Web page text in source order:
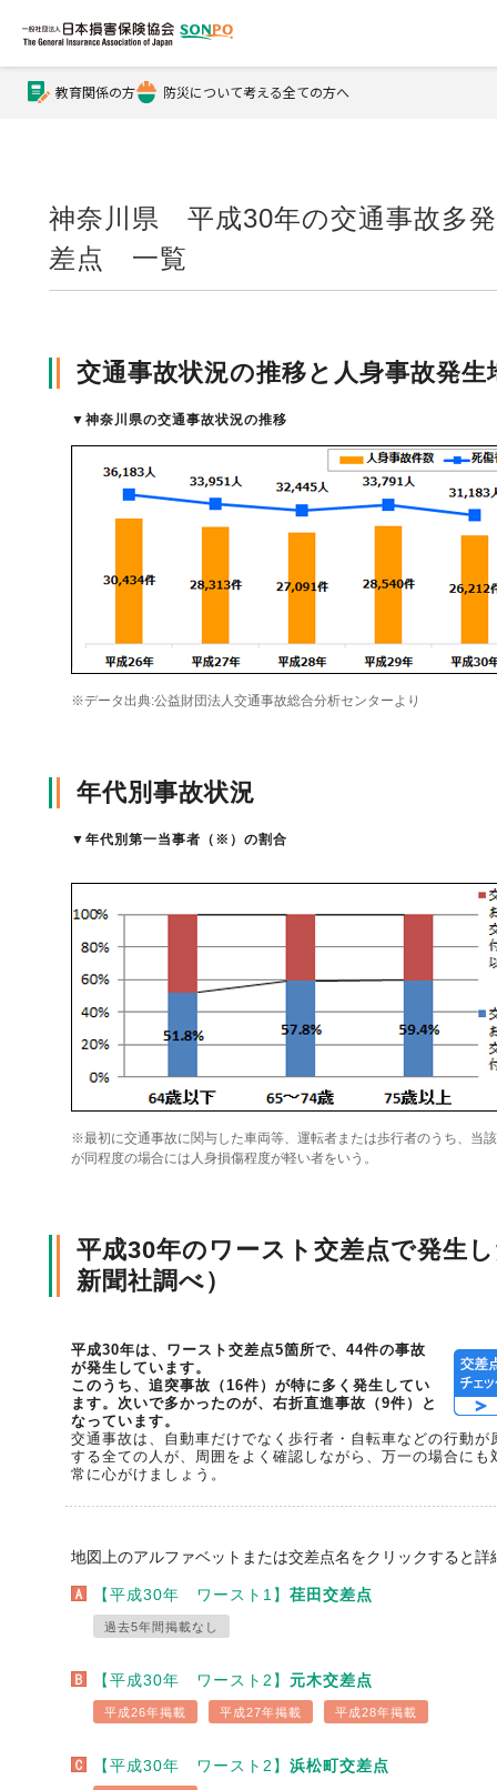
公式Xアカウント
損害保険とは？
損害保険とは？トップ
傷害保険
個人賠償責任保険
風水雪災等による損害を補償する損害保険
ペット保険
協会の活動・概要
協会の活動・概要トップ
規範、方針、指針・基準、ガイドライン等
所在地（本部・支部）
損害保険お役立ち情報
お客様の声を受けた取り組み
会員会社等一覧
「損害保険登録鑑定人」認定試験
医療研修
交通事故医療研究助成
統計
お知らせトップ
協会ニュースリリース
会員各社ニュースリリース
協会からのお知らせ
協会各地の活動
相談・通報等窓口
損害保険の相談窓口
自然災害損保契約のご照会
他の紛争解決機関等
通報等窓口
教育関係の方 防災について考える全ての方へ
神奈川県 平成30年の交通事故多
差点 一覧
交通事故状況の推移と人身事故発生
▼ 神奈川県の交通事故状況の推移
※データ出典:公益財団法人交通事故総合分析センターより
年代別事故状況
▼ 年代別第一当事者（※）の割合
※最初に交通事故に関与した車両等、運転者または歩行者のうち、当
が同程度の場合には人身損傷程度が軽い者をいう。
平成30年のワースト交差点で発生
新聞社調べ）
平成30年は、ワースト交差点5箇所で、44件の事故
が発生しています。
このうち、追突事故（16件）が特に多く発生してい
ます。次いで多かったのが、右折直進事故（9件）と
なっています。
交通事故は、自動車だけでなく歩行者・自転車などの行動
する全ての人が、周囲をよく確認しながら、万一の場合に
常に心がけましょう。
地図上のアルファベットまたは交差点名をクリックすると
【平成30年 ワースト1】 荏田交差点
過去5年間掲載なし
【平成30年 ワースト2】 元木交差点
平成26年掲載 平成27年掲載 平成28年掲載
【平成30年 ワースト2】 浜松町交差点